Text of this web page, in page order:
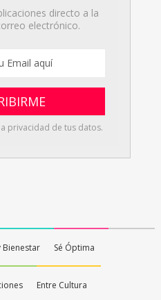
directo a la
electrónico.
privacidad de tus datos.
Bienestar Sé Óptima
Entre Cultura